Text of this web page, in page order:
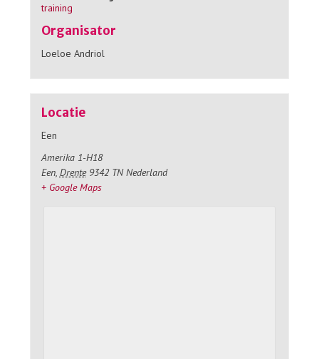
training
Organisator
Loeloe Andriol
Locatie
Een
Amerika 1-H18
Een, Drente 9342 TN Nederland
+ Google Maps